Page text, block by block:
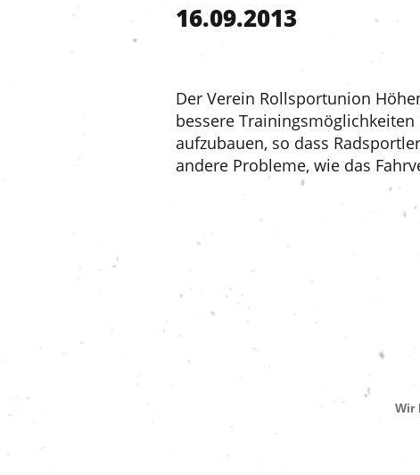
16.09.2013
Der Verein Rollsportunion
bessere
aufzubauen, so dass
andere Probleme, wie das